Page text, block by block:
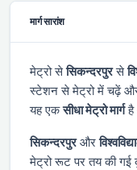
मार्ग सारांश
मेट्रो सेसिकन्दरपुरसे
स्टेशन से मेट्रो में चढ़ें
यह एकसीधा मेट्रो मार्गहै
सिकन्दरपुरऔर
मेट्रो रूट पर तय की